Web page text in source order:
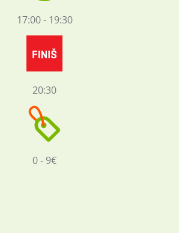
17:00 - 19:30
20:30
0 - 9€